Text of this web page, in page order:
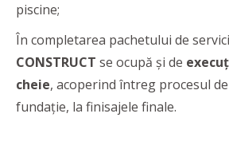
piscine;
În completarea pachetului de
CONSTRUCT se ocupă și de
cheie, acoperind întreg procesul
fundaţie, la finisajele finale.